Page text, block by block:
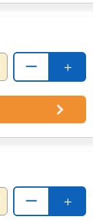
＋
ー
＋
ー